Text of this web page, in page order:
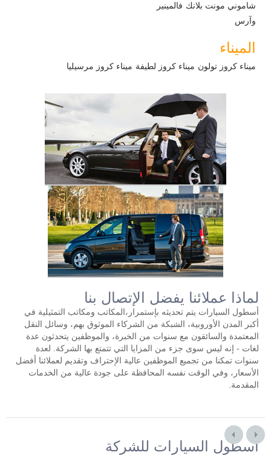
شاموني مونت بلانك فالمينير
وآرس
الميناء
ميناء كروز تولون ميناء كروز لطيفة ميناء كروز مرسيليا
لماذا عملائنا يفضل الإتصال بنا
أسطول السيارات يتم تحديثه بإستمرار،المكاتب ومكاتب التمثيلية في
أكبر المدن الأوروبية، الشبكة من الشركاء الموثوق بهم، وسائل النقل
المعتمدة والسائقون مع سنوات من الخبرة، والموظفين يتحدثون عدة
لغات - إنه ليس سوى جزء من المزايا التي تتمتع بها الشركة. لعدة
سنوات تمكنا من تجميع الموظفين عالية الإحتراف وتقديم لعملائنا أفضل
الأسعار، وفي الوقت نفسه المحافظة على جودة عالية من الخدمات
المقدمة.
أسطول السيارات للشركة